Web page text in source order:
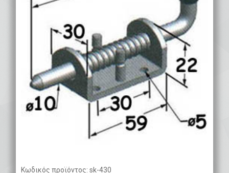
Κωδικός προϊόντος: sk-430